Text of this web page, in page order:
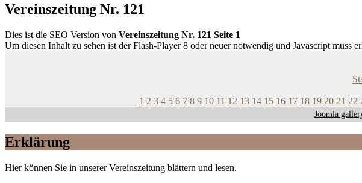
Vereinszeitung Nr. 121
Dies ist die SEO Version von Vereinszeitung Nr. 121 Seite 1
Um diesen Inhalt zu sehen ist der Flash-Player 8 oder neuer notwendig und Javascript muss
1 2 3 4 5 6 7 8 9 10 11 12 13 14 15 16 17 18 19 20 21 22
Joomla
Erklärung
Hier können Sie in unserer Vereinszeitung blättern und lesen.